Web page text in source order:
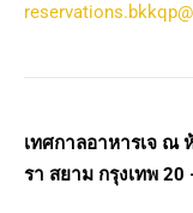
เทศกาลอาหารเจ ณ
รา สยาม กรุงเทพ 20